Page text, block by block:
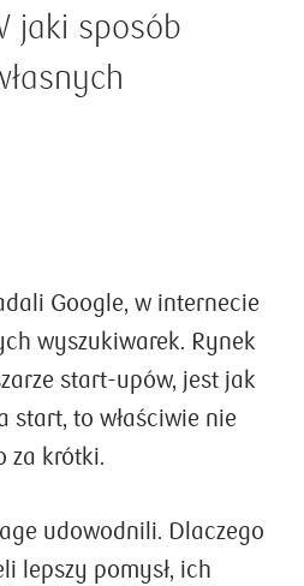
jaki sposób
Google, w internecie
wyszukiwarek. Rynek
start-upów, jest jak
start, to właściwie nie
za krótki.
udowodnili. Dlaczego
lepszy pomysł, ich
to sam”
rozwiązanie, z którego
1,5 mln klientów na całym
Chatbotize, opowiadają Maja
ZOBACZ SZCZEGÓŁY